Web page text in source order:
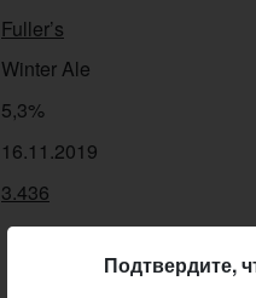
Fuller’s
Winter Ale
5,3%
16.11.2019
3.436
Подтвердите,